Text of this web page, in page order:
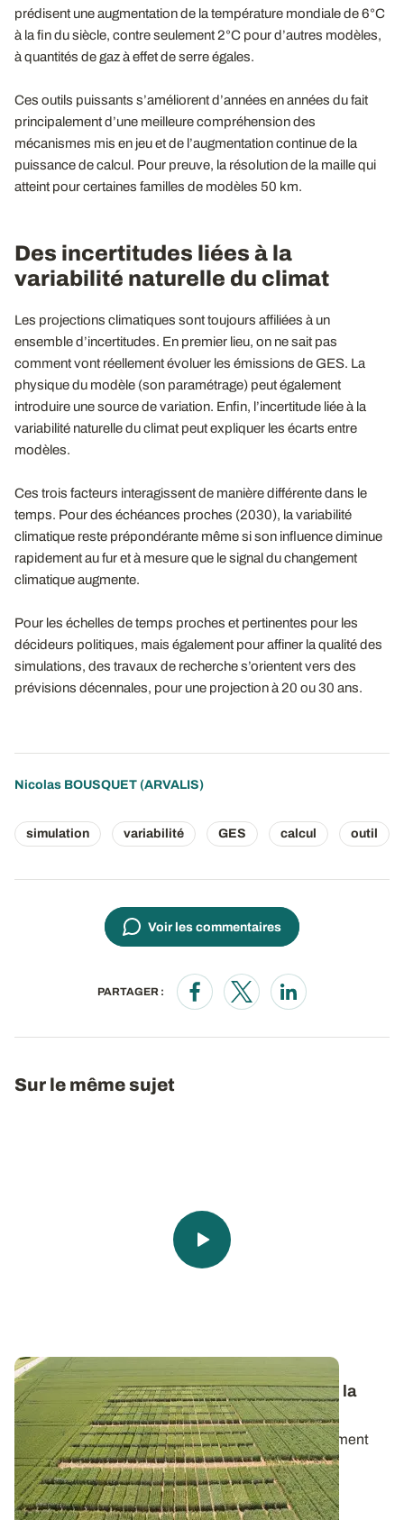
prédisent une augmentation de la température mondiale de 6°C
à la fin du siècle, contre seulement 2°C pour d’autres modèles,
à quantités de gaz à effet de serre égales.
Ces outils puissants s’améliorent d’années en années du fait
principalement d’une meilleure compréhension des
mécanismes mis en jeu et de l’augmentation continue de la
puissance de calcul. Pour preuve, la résolution de la maille qui
atteint pour certaines familles de modèles 50 km.
Des incertitudes liées à la
variabilité naturelle du climat
Les projections climatiques sont toujours affiliées à un
ensemble d’incertitudes. En premier lieu, on ne sait pas
comment vont réellement évoluer les émissions de GES. La
physique du modèle (son paramétrage) peut également
introduire une source de variation. Enfin, l’incertitude liée à la
variabilité naturelle du climat peut expliquer les écarts entre
modèles.
Ces trois facteurs interagissent de manière différente dans le
temps. Pour des échéances proches (2030), la variabilité
climatique reste prépondérante même si son influence diminue
rapidement au fur et à mesure que le signal du changement
climatique augmente.
Pour les échelles de temps proches et pertinentes pour les
décideurs politiques, mais également pour affiner la qualité des
simulations, des travaux de recherche s’orientent vers des
prévisions décennales, pour une projection à 20 ou 30 ans.
Nicolas BOUSQUET (ARVALIS)
simulation variabilité GES calcul outil
Voir les commentaires
PARTAGER :
Opens in a new window
Opens in a new window
Opens in a new
Sur le même sujet
Vidéo - Changement climatique : jouer sur la
précocité et la tolérance des variétés
Des études ont clairement montré que le réchauffement
climatique est impliqué dans la...
28 AOÛT 2019